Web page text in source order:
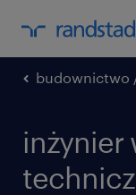
budownictwo
inżynier